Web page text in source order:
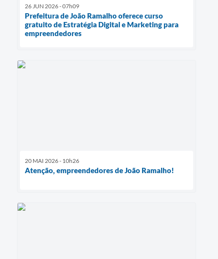
26 JUN 2026 - 07h09
Prefeitura de João Ramalho oferece curso
gratuito de Estratégia Digital e Marketing para
empreendedores
20 MAI 2026 - 10h26
Atenção, empreendedores de João Ramalho!